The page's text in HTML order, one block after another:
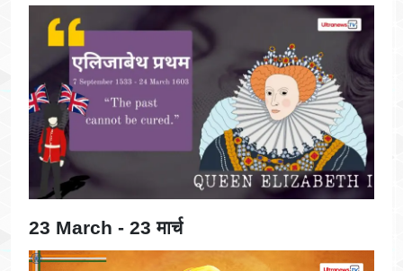
23 March - 23 मार्च